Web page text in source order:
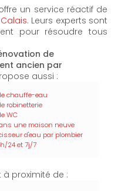
un service réactif de
. Leurs experts sont
pour résoudre tous
de
ancien par
aussi :
chauffe-eau
robinetterie
WC
une maison neuve
d'eau par plombier
24 et 7j/7
à proximité de :